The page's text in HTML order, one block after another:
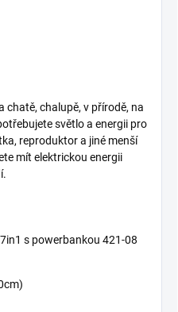
chatě, chalupě, v přírodě, na
světlo a energii pro
reproduktor a jiné menší
mít elektrickou energii
s powerbankou 421-08